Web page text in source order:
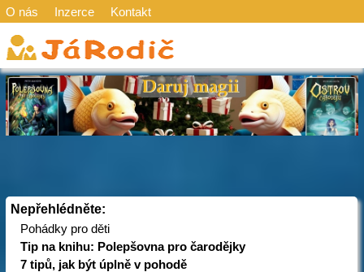
O nás Inzerce Kontakt
Nepřehlédněte:
Pohádky pro děti
Tip na knihu: Polepšovna pro čarodějky
7 tipů, jak být úplně v pohodě